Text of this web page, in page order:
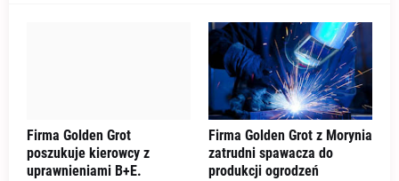
Firma Golden Grot
poszukuje kierowcy z
uprawnieniami B+E.
Firma Golden Grot z Morynia
zatrudni spawacza do
produkcji ogrodzeń